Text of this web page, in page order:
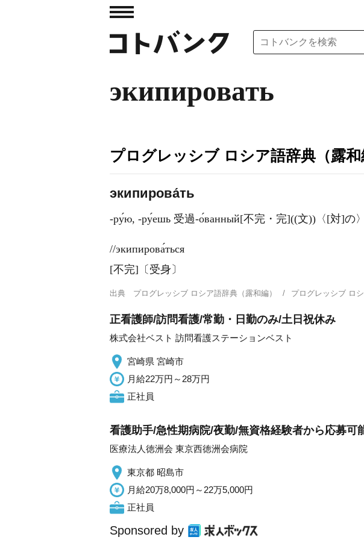
экипировать
プログレッシブ ロシア語辞典（露和
экипирова́ть
-ру́ю, -ру́ешь 受過-о́ванный[不完・完]((文))〈[対]の
//экипирова́ться
[不完]〔受身〕
出典 プログレッシブ ロシア語辞典（露和編） プログレッシブ ロ
正看護師/訪問看護/常勤・日勤のみ/土日祝休み
株式会社ベスト 訪問看護ステーションベスト
宮崎県 宮崎市
月給22万円～28万円
正社員
看護助手/急性期病院/夜勤/無資格経験者から応募可
医療法人徳洲会 東京西徳洲会病院
東京都 昭島市
月給20万8,000円～22万5,000円
正社員
Sponsored by